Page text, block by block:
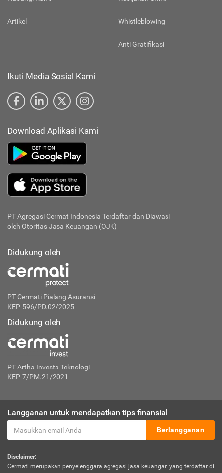
Artikel Whistleblowing
Anti Gratifikasi
Ikuti Media Sosial Kami
Download Aplikasi Kami
PT Agregasi Cermat Indonesia Terdaftar dan Diawasi
oleh Otoritas Jasa Keuangan (OJK)
Didukung oleh
PT Cermati Pialang Asuransi
KEP-596/PD.02/2025
Didukung oleh
PT Artha Investa Teknologi
KEP-7/PM.21/2021
Langganan untuk mendapatkan tips finansial
Berlangganan
Disclaimer:
Cermati merupakan penyelenggara agregasi jasa keuangan yang terdaftar di